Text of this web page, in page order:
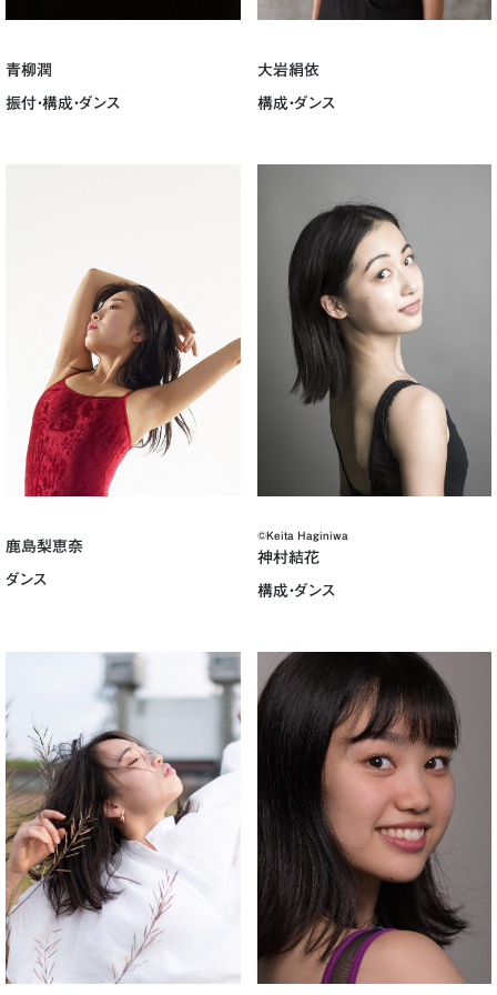
青柳潤
振付・構成・ダンス
大岩絹依
構成・ダンス
鹿島梨恵奈
ダンス
©Keita Haginiwa
神村結花
構成・ダンス